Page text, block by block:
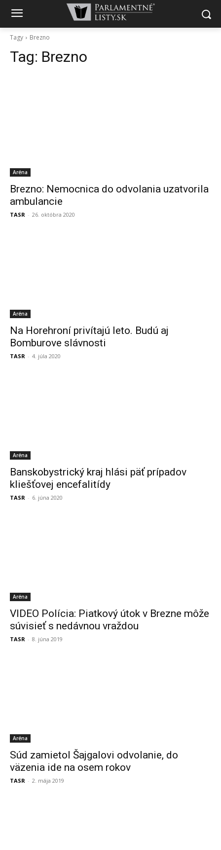
Tagy Brezno
Tag: Brezno
Aréna
Brezno: Nemocnica do odvolania uzatvorila
ambulancie
TASR - 26. októbra 2020
Aréna
Na Horehroní privítajú leto. Budú aj
Bomburove slávnosti
TASR - 4. júla 2020
Aréna
Banskobystrický kraj hlási päť prípadov
kliešťovej encefalitídy
TASR - 6. júna 2020
Aréna
VIDEO Polícia: Piatkový útok v Brezne môže
súvisieť s nedávnou vraždou
TASR - 8. júna 2019
Aréna
Súd zamietol Šajgalovi odvolanie, do
väzenia ide na osem rokov
TASR - 2. mája 2019